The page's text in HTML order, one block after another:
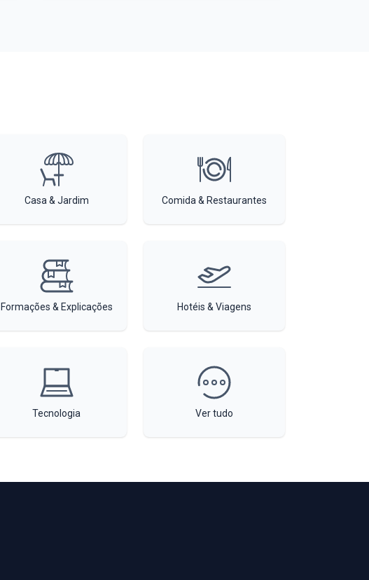
Casa & Jardim Comida & Restaurantes
Formações & Explicações Hotéis & Viagens
Tecnologia Ver tudo